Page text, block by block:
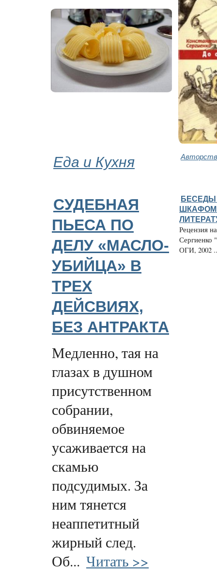
Еда и Кухня
СУДЕБНАЯ
ПЬЕСА ПО
ДЕЛУ «МАСЛО-
УБИЙЦА» В
ТРЕХ
ДЕЙСВИЯХ,
БЕЗ АНТРАКТА
Медленно, тая на
глазах в душном
присутственном
собрании,
обвиняемое
усаживается на
скамью
подсудимых. За
ним тянется
неаппетитный
жирный след.
Об... Читать >>
ШКАФОМ
Рецензия
Сергиенко
ОГИ, 2002